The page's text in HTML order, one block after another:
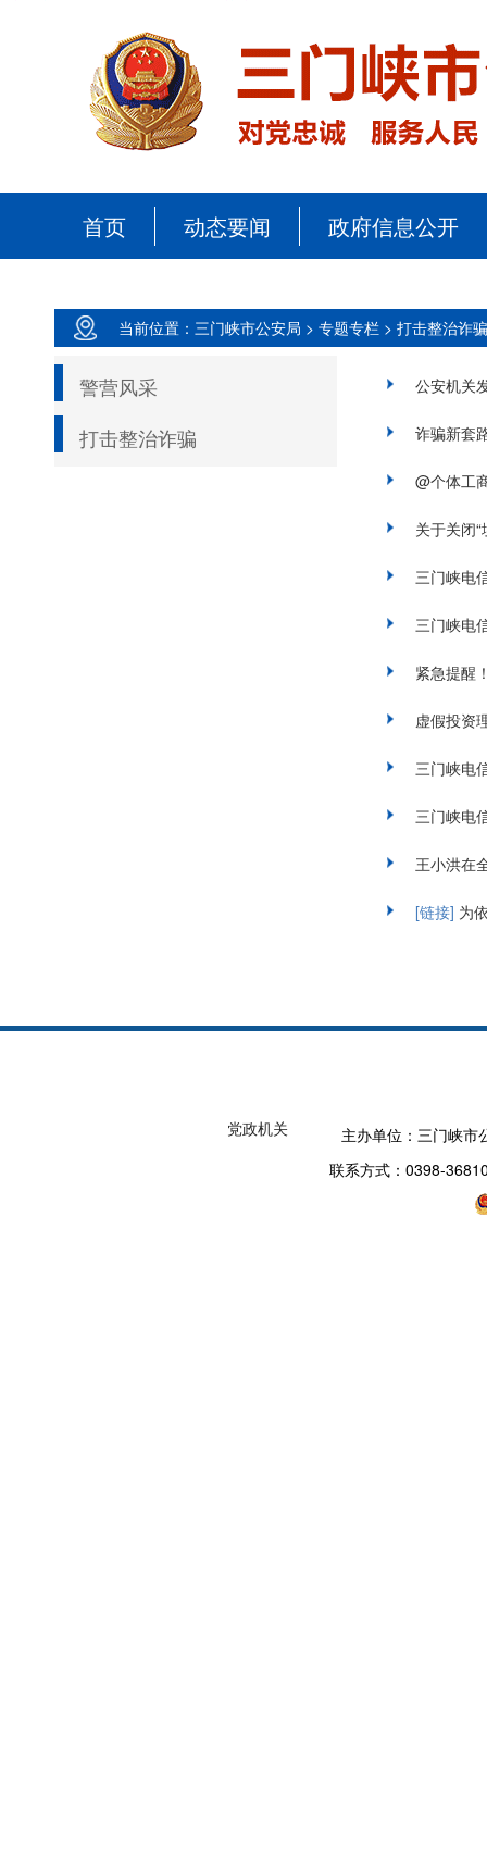
首页 动态要闻 政府信息公开
当前位置：三门峡市公安局 > 专题专栏 > 打击整治诈
警营风采
打击整治诈骗
公安机关
诈骗新套
@个体工
关于关闭
三门峡电
三门峡电
紧急提醒
虚假投资
三门峡电
三门峡电
[链接] 为依
党政机关
主办单位：三门峡
联系方式：0398-